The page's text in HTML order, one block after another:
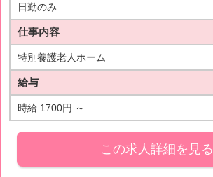
日勤のみ
仕事内容
特別養護老人ホーム
給与
時給 1700円 ～
この求人詳細を見る